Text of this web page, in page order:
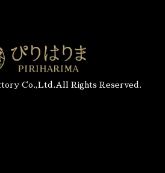
Co.,Ltd.All Rights Reserved.